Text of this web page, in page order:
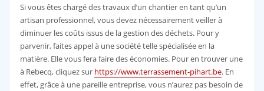
Si vous êtes chargé des travaux d’un chantier en tant qu’un
artisan professionnel, vous devez nécessairement veiller à
diminuer les coûts issus de la gestion des déchets. Pour y
parvenir, faites appel à une société telle spécialisée en la
matière. Elle vous fera faire des économies. Pour en trouver une
à Rebecq, cliquez sur https://www.terrassement-pihart.be. En
effet, grâce à une pareille entreprise, vous n’aurez pas besoin de